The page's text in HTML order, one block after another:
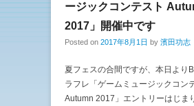
ージックコンテスト
2017」開催中です
Posted on 2017年8月1日 by 濱田功志
夏フェスの合間ですが、本日より
ラフレ「ゲームミュージックコン
Autumn 2017」エントリーはじま